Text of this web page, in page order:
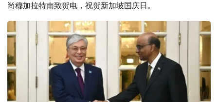
尚穆加拉特南致贺电，祝贺新加坡国庆日。